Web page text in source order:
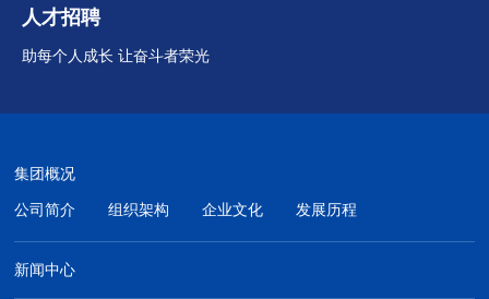
人才招聘
助每个人成长 让奋斗者荣光
集团概况
公司简介 组织架构 企业文化 发展历程
新闻中心